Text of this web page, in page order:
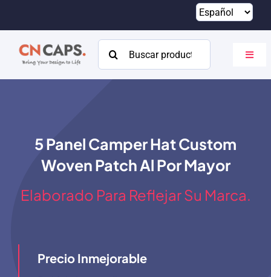
contenido
Buscar:
Catalogar
5 Panel Camper Hat Custom
Woven Patch Al Por Mayor
Elaborado Para Reflejar Su Marca.
Precio Inmejorable